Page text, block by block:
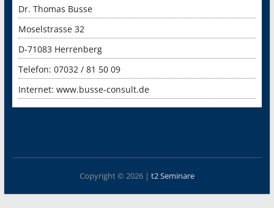
Dr. Thomas Busse
Moselstrasse 32
D-71083 Herrenberg
Telefon: 07032 / 81 50 09
Internet: www.busse-consult.de
Copyright © 2026 | t2 Seminare